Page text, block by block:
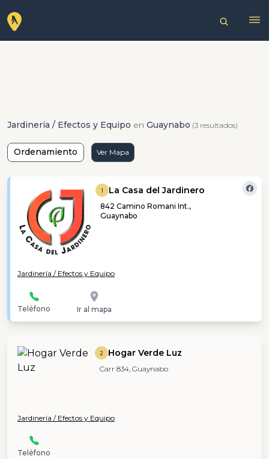
Jardinería / Efectos y Equipo en Guaynabo (3 resultados)
Ordenamiento Ver Mapa
1 La Casa del Jardinero
842 Camino Romani Int.,
Guaynabo
Jardinería / Efectos y Equipo
Teléfono Ir al mapa
2 Hogar Verde Luz
Carr 834, Guaynabo
Jardinería / Efectos y Equipo
Teléfono